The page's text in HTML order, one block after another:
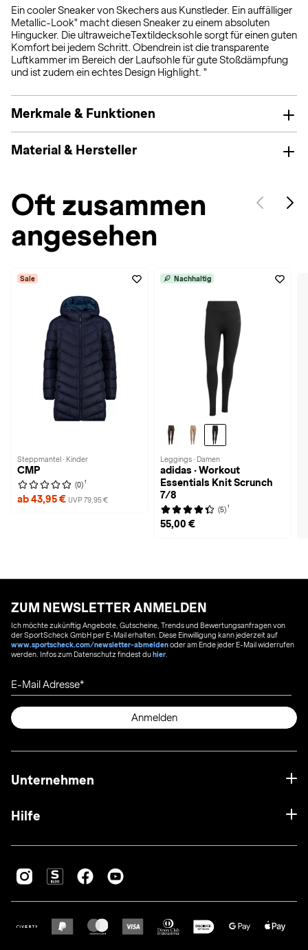
Ein cooler Sneaker von Skechers aus Kunstleder. Ein auffälliger
Metallic-Look" macht diesen Sneaker zu einem absoluten
Hingucker. Die ultraweicheTextildecksohle sorgt für einen guten
Komfort bei jedem Schritt. Obendrein ist die transparente
Luftkammer im Bereich der Laufsohle für gute Stoßdämpfung
und ist zudem ein echtes Design Highlight. "
Merkmale & Funktionen
Material & Hersteller
Oft zusammen
angesehen
Sale
Steppmantel · Kinder
CMP
(0) 1
ab 43,95 € UVP 79,95 €
Nachhaltig
Leggings · Damen
adidas · Workout
Essentials Knit Scrunch
7/8
(5) 1
55,00 €
ZUM NEWSLETTER ANMELDEN
Ich möchte zukünftig Angebote, Gutscheine, Trends und Bewertungsanfragen von
der SportScheck GmbH per E-Mail erhalten. Diese Einwilligung kann jederzeit auf
www.sportscheck.com/newsletter-abmeldenoder am Ende jeder E-Mail widerrufen
werden. Infos zum Datenschutz findest duhier
E-Mail Adresse
Anmelden
Unternehmen
Hilfe